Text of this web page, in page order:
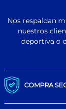
Nos respaldan
nuestros
deportiva o
COMPRA